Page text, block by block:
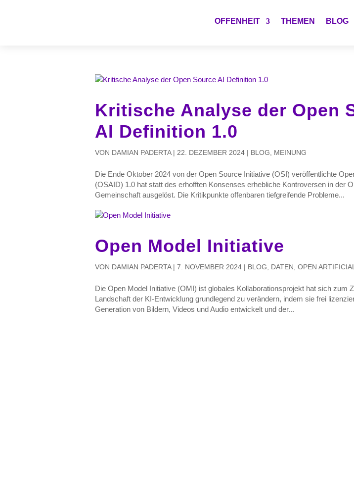
OFFENHEIT THEMEN BLOG
Kritische Analyse der Open
AI Definition 1.0
VON DAMIAN PADERTA| 22. DEZEMBER 2024 | BLOG MEINUNG
Die Ende Oktober 2024 von der Open Source Initiative (OSI) veröffentlichte
(OSAID) 1.0 hat statt des erhofften Konsenses erhebliche Kontroversen in der
Gemeinschaft ausgelöst. Die Kritikpunkte offenbaren tiefgreifende Probleme...
Open Model Initiative
VON DAMIAN PADERTA| 7. NOVEMBER 2024 | BLOG DATEN OPEN
Die Open Model Initiative (OMI) ist globales Kollaborationsprojekt hat sich zum
Landschaft der KI-Entwicklung grundlegend zu verändern, indem sie frei
Generation von Bildern, Videos und Audio entwickelt und der...